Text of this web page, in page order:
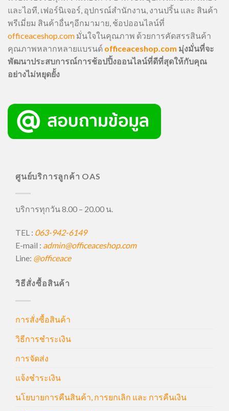
และไอที, เฟอร์นิเจอร์, อุปกรณ์สำนักงาน, งานปริ้น และ สินค้า
พรีเมี่ยม สินค้าอื่นๆอีกมามาย, ช้อปออนไลน์ที่
officeaceshop.com มั่นใจในคุณภาพ ด้วยการคัดสรรสินค้า
คุณภาพหลากหลายแบรนด์ officeaceshop.com มุ่งมั่นที่จะ
พัฒนาประสบการณ์การช้อปปิ้งออนไลน์ที่ดีที่สุดให้กับคุณ
อย่างไม่หยุดยั้ง
ศูนย์บริการลูกค้า OAS
บริการทุกวัน 8.00 – 20.00 น.
TEL : 063-942-6149
E-mail : admin@officeaceshop.com
Line: @officeace
วิธีสั่งซื้อสินค้า
การสั่งซื้อสินค้า
วิธีการชำระเงิน
การจัดส่ง
แจ้งชำระเงิน
นโยบายการคืนสินค้า, การยกเลิก และ การคืนเงิน